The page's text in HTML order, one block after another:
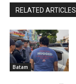
RELATED ARTICLES
Batam